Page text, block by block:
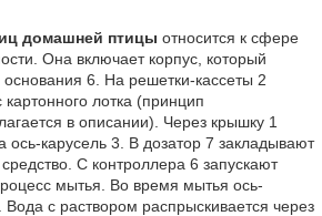
домашней птицы относится к сфере
Она включает корпус, который
основания 6. На решетки-кассеты 2
лотка (принцип
в описании). Через крышку 1
ось-карусель 3. В дозатор 7 закладывают
С контроллера 6 запускают
мытья. Во время мытья ось-
с раствором распрыскивается через